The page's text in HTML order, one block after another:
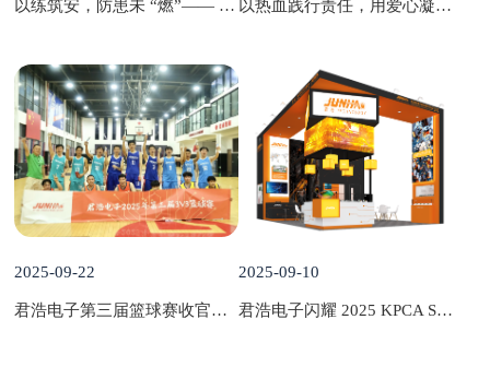
以练筑安，防患未 “燃”—— 君浩电子年度消防演习 以热血践行责任，用爱心凝聚温度
2025-09-22
君浩电子第三届篮球赛收官：热血赛场，见证团队力量与青春激情
2025-09-10
君浩电子闪耀 2025 KPCA SHOW，创新驱动产业革新与范式突破